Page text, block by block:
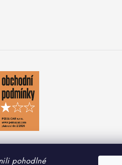
pohodlné